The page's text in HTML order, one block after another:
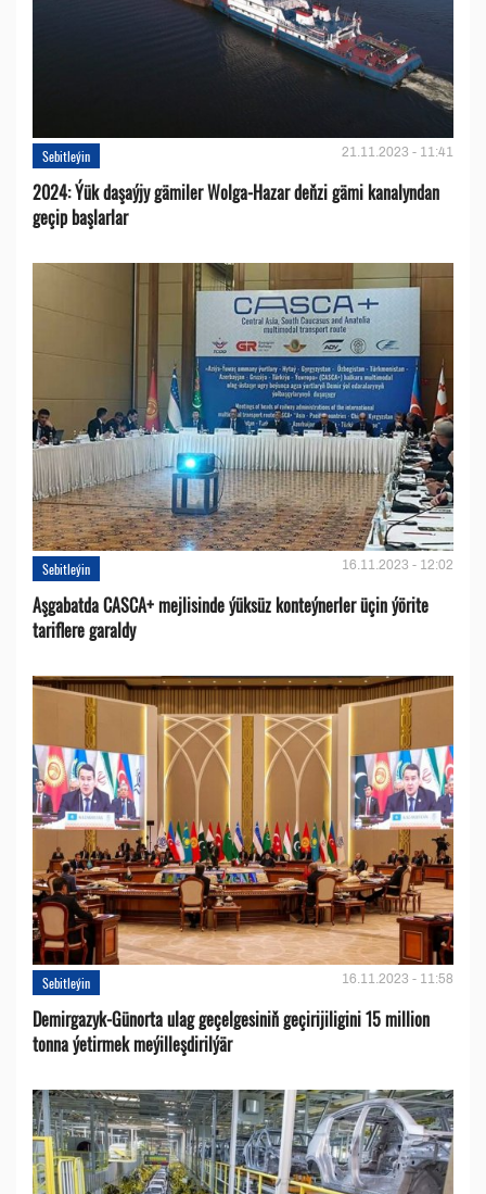
Sebitleýin 21.11.2023 - 11:41
2024: Ýük daşaýjy gämiler Wolga-Hazar deňzi gämi kanalyndan
geçip başlarlar
Sebitleýin 16.11.2023 - 12:02
Aşgabatda CASCA+ mejlisinde ýüksüz konteýnerler üçin ýörite
tariflere garaldy
Sebitleýin 16.11.2023 - 11:58
Demirgazyk-Günorta ulag geçelgesiniň geçirijiligini 15 million
tonna ýetirmek meýilleşdirilýär